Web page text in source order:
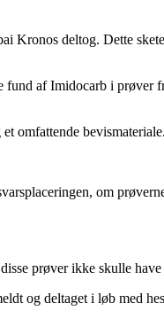
Kronos deltog. Dette
af Imidocarb i prøver
omfattende bevismateriale.
om
prøver ikke skulle
og deltaget i løb med